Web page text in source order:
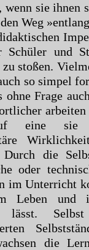
wenn sie ihnen
Weg
Schüler und
stoßen.
so simpel
ohne Frage
eine sie
die
oder
im Unterricht
Leben und
lässt.
die